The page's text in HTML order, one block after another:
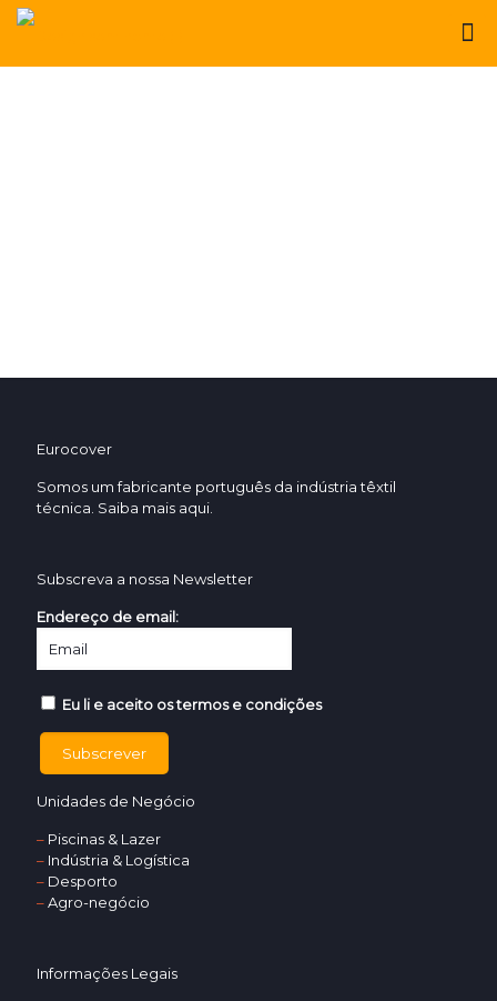
Eurocover
Somos um fabricante português da indústria têxtil
técnica. Saiba mais aqui.
Subscreva a nossa Newsletter
Endereço de email:
Eu li e aceito os termos e condições
Unidades de Negócio
– Piscinas & Lazer
– Indústria & Logística
– Desporto
–Agro-negócio
Informações Legais